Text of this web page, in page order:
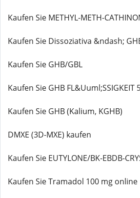
Kaufen Sie METHYL-METH-
Kaufen Sie Dissoziativa &ndash;
Kaufen Sie GHB/GBL
Kaufen Sie GHB FL&Uuml;SSIGKEIT
Kaufen Sie GHB (Kalium, KGHB)
DMXE (3D-MXE) kaufen
Kaufen Sie EUTYLONE/BK-EBDB-
Kaufen Sie Tramadol 100 mg online